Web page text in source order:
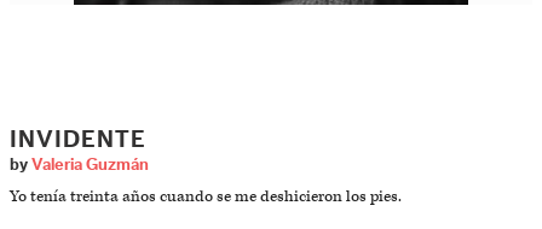
INVIDENTE
by Valeria Guzmán
Yo tenía treinta años cuando se me deshicieron los pies.